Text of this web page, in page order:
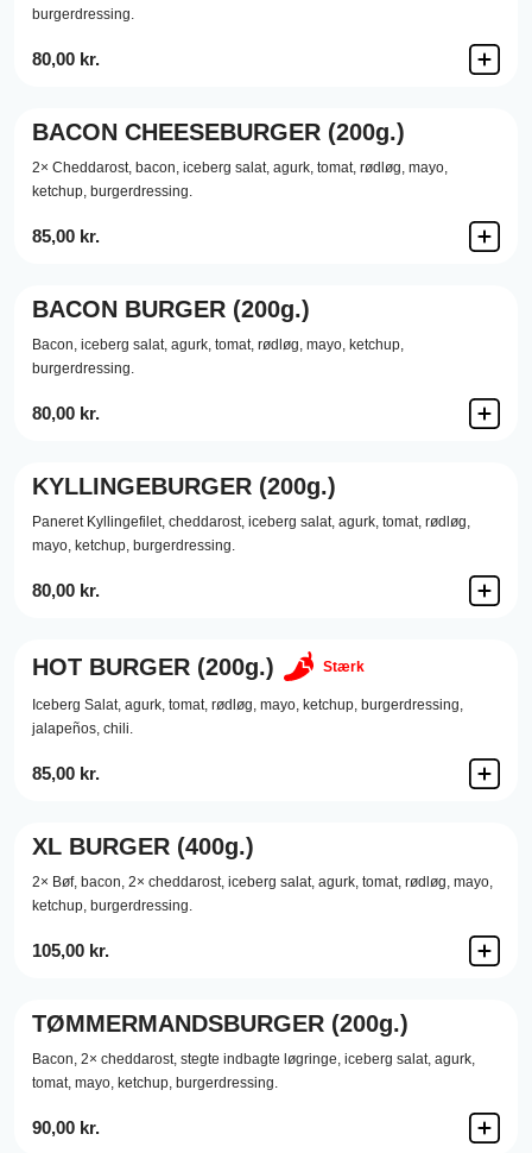
burgerdressing.
80,00 kr.
BACON CHEESEBURGER (200g.)
2× Cheddarost, bacon, iceberg salat, agurk, tomat, rødløg, mayo,
ketchup, burgerdressing.
85,00 kr.
BACON BURGER (200g.)
Bacon, iceberg salat, agurk, tomat, rødløg, mayo, ketchup,
burgerdressing.
80,00 kr.
KYLLINGEBURGER (200g.)
Paneret Kyllingefilet, cheddarost, iceberg salat, agurk, tomat, rødløg,
mayo, ketchup, burgerdressing.
80,00 kr.
HOT BURGER (200g.) Stærk
Iceberg Salat, agurk, tomat, rødløg, mayo, ketchup, burgerdressing,
jalapeños, chili.
85,00 kr.
XL BURGER (400g.)
2× Bøf, bacon, 2× cheddarost, iceberg salat, agurk, tomat, rødløg, mayo,
ketchup, burgerdressing.
105,00 kr.
TØMMERMANDSBURGER (200g.)
Bacon, 2× cheddarost, stegte indbagte løgringe, iceberg salat, agurk,
tomat, mayo, ketchup, burgerdressing.
90,00 kr.